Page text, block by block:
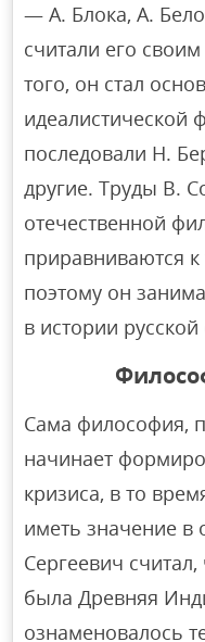
— А. Блока, А.
считали его
того, он стал
идеалистической
последовали Н.
другие. Труды В.
отечественной
приравниваются к
поэтому он
в истории
Сама философия,
начинает
кризиса, в то
иметь значение в
Сергеевич
была Древняя
ознаменовалось